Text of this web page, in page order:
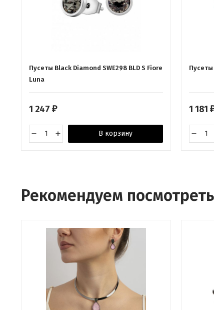
Пусеты Black Diamond SWE298 BLD S Fiore
Luna
1 247 ₽
В корзину
Пусеты
1 181
Рекомендуем посмотреть